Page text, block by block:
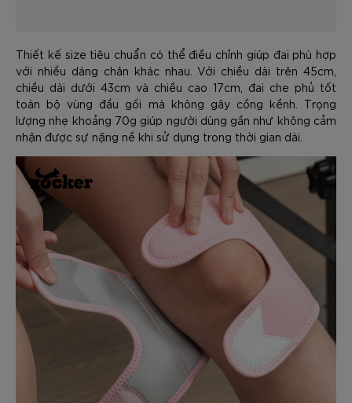
Thiết kế size tiêu chuẩn có thể điều chỉnh giúp đai phù hợp
với nhiều dáng chân khác nhau. Với chiều dài trên 45cm,
chiều dài dưới 43cm và chiều cao 17cm, đai che phủ tốt
toàn bộ vùng đầu gối mà không gây cồng kềnh. Trọng
lượng nhẹ khoảng 70g giúp người dùng gần như không cảm
nhận được sự nặng nề khi sử dụng trong thời gian dài.